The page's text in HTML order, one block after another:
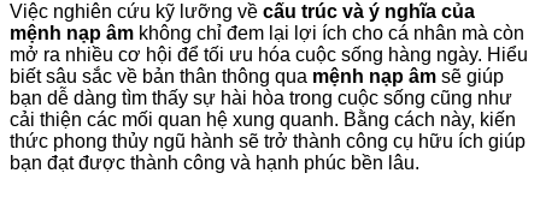
Việc nghiên cứu kỹ lưỡng về cấu trúc và ý nghĩa của
mệnh nạp âm không chỉ đem lại lợi ích cho cá nhân mà còn
mở ra nhiều cơ hội để tối ưu hóa cuộc sống hàng ngày. Hiểu
biết sâu sắc về bản thân thông qua mệnh nạp âm sẽ giúp
bạn dễ dàng tìm thấy sự hài hòa trong cuộc sống cũng như
cải thiện các mối quan hệ xung quanh. Bằng cách này, kiến
thức phong thủy ngũ hành sẽ trở thành công cụ hữu ích giúp
bạn đạt được thành công và hạnh phúc bền lâu.